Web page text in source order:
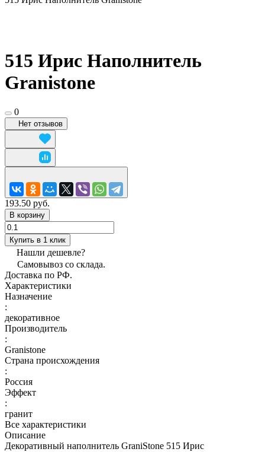
515 Ирис Наполнитель
Granistone
0
Нет отзывов
193.50 руб.
В корзину
Купить в 1 клик
Нашли дешевле?
Самовывоз со склада.
Доставка по РФ.
Характеристики
Назначение
:
декоративное
Производитель
:
Granistone
Страна происхождения
:
Россия
Эффект
:
гранит
Все характеристики
Описание
Декоративный наполнитель GraniStone 515 Ирис